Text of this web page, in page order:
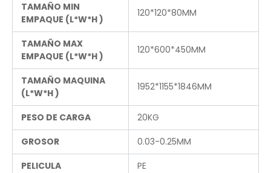
TAMAÑO MIN
EMPAQUE (L*W*H )
120*120*80MM
TAMAÑO MAX
EMPAQUE (L*W*H )
120*600*450MM
TAMAÑO MAQUINA
(L*W*H )
1952*1155*1846MM
PESO DE CARGA
20KG
GROSOR
0.03-0.25MM
PELICULA
PE